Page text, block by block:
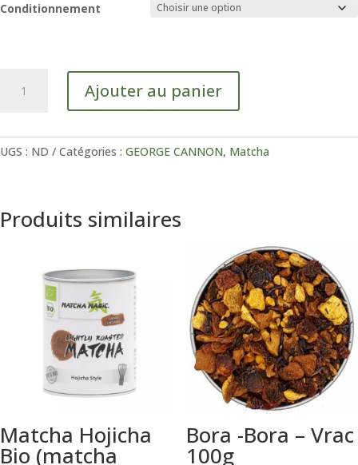
Conditionnement
Bio
Ajouter au panier
UGS : ND Catégories : GEORGE CANNON, Matcha
Produits similaires
Matcha Hojicha
Bio (matcha
Bora -Bora – Vrac
100g